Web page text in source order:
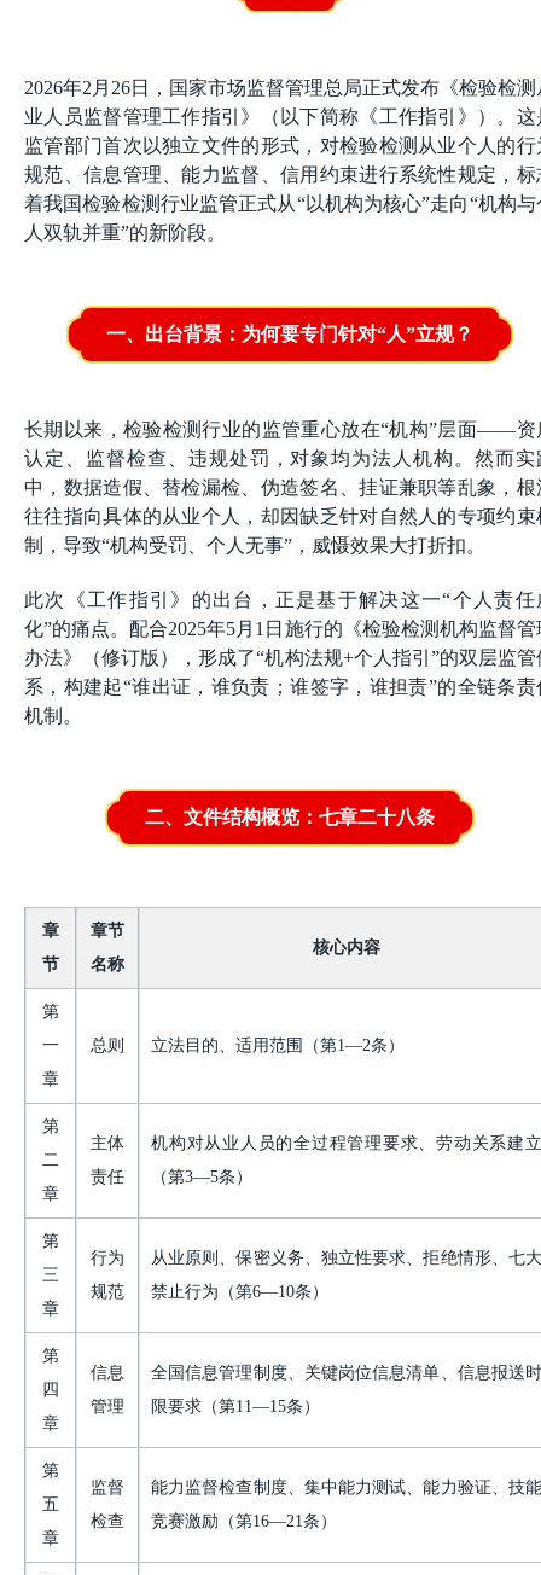
2026年2月26日，国家市场监督管理总局正式发布《检验检测
业人员监督管理工作指引》（以下简称《工作指引》）。这
监管部门首次以独立文件的形式，对检验检测从业个人的行
规范、信息管理、能力监督、信用约束进行系统性规定，标
着我国检验检测行业监管正式从“以机构为核心”走向“机构与
人双轨并重”的新阶段。
一、出台背景：为何要专门针对“人”立规？
长期以来，检验检测行业的监管重心放在“机构”层面——资
认定、监督检查、违规处罚，对象均为法人机构。然而实
中，数据造假、替检漏检、伪造签名、挂证兼职等乱象，根
往往指向具体的从业个人，却因缺乏针对自然人的专项约束
制，导致“机构受罚、个人无事”，威慑效果大打折扣。
此次《工作指引》的出台，正是基于解决这一“个人责任
化”的痛点。配合2025年5月1日施行的《检验检测机构监督管
办法》（修订版），形成了“机构法规+个人指引”的双层监管
系，构建起“谁出证，谁负责；谁签字，谁担责”的全链条责
机制。
二、文件结构概览：七章二十八条
章
节
章节
名称
核心内容
第
一
章
总则 立法目的、适用范围（第1—2条）
第
二
章
主体
责任
机构对从业人员的全过程管理要求、劳动关系建立
（第3—5条）
第
三
章
行为
规范
从业原则、保密义务、独立性要求、拒绝情形、七大
禁止行为（第6—10条）
第
四
章
信息
管理
全国信息管理制度、关键岗位信息清单、信息报送时
限要求（第11—15条）
第
五
章
监督
检查
能力监督检查制度、集中能力测试、能力验证、技能
竞赛激励（第16—21条）